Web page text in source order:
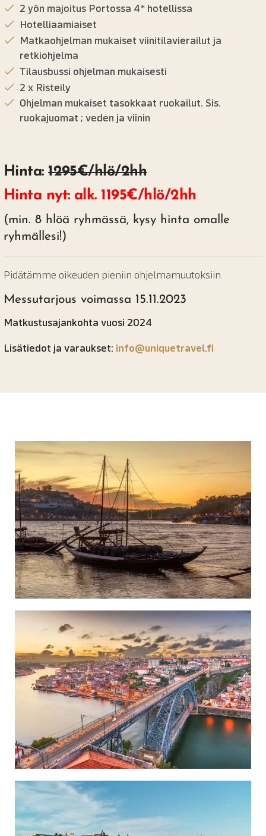
2 yön majoitus Portossa 4* hotellissa
Hotelliaamiaiset
Matkaohjelman mukaiset viinitilavierailut ja
retkiohjelma
Tilausbussi ohjelman mukaisesti
2 x Risteily
Ohjelman mukaiset tasokkaat ruokailut. Sis.
ruokajuomat ; veden ja viinin
Hinta:1295€/hlö/2hh
Hinta nyt: alk. 1195€/hlö/2hh
(min. 8 hlöä ryhmässä, kysy hinta omalle
ryhmällesi!)
Pidätämme oikeuden pieniin ohjelmamuutoksiin.
Messutarjous voimassa 15.11.2023
Matkustusajankohta vuosi 2024
Lisätiedot ja varaukset: info@uniquetravel.fi